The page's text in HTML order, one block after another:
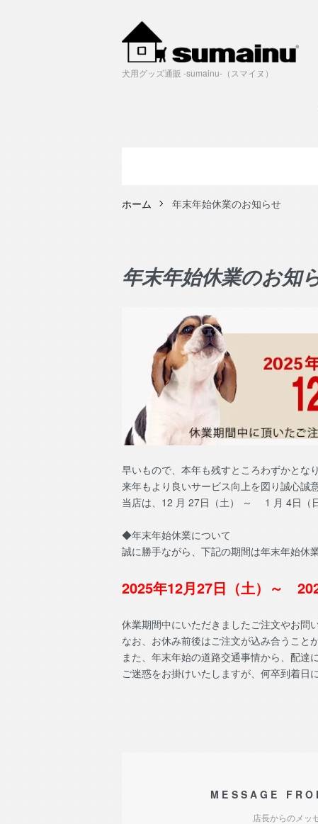
犬用グッズ通販 -sumainu-（スマイヌ）
ホーム 年末年始休業のお知らせ
年末年始休業のお知
早いもので、本年も残すところわずかとな
来年もより良いサービス向上を図り誠心誠
当店は、12 月 27日（土） ～ 1 月 4日（
◆年末年始休業について
誠に勝手ながら、下記の期間は年末年始休
2025年12月27日（土）～
休業期間中にいただきましたご注文やお問
なお、お休み前後はご注文が込み合うこと
また、年末年始の道路交通事情から、配達
ご迷惑をお掛けいたしますが、何卒到着日
MESSAGE
店長からのメッ